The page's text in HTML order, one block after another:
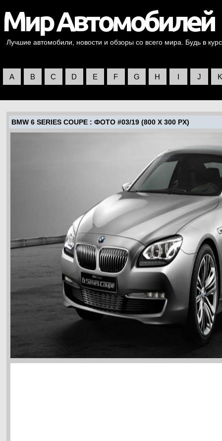
Лучшие автомобили, новости и обзоры со всего мира. Будь в
A B C D E F G H I J K
BMW 6 SERIES COUPE : ФОТО #03/19 (800 X 300 PX)